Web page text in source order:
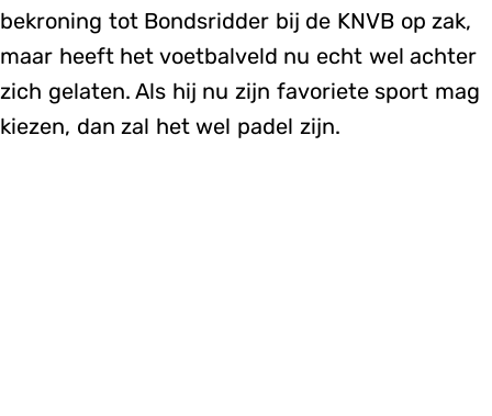
bekroning tot Bondsridder bij de KNVB op zak,
maar heeft het voetbalveld nu echt wel achter
zich gelaten. Als hij nu zijn favoriete sport mag
kiezen, dan zal het wel padel zijn.